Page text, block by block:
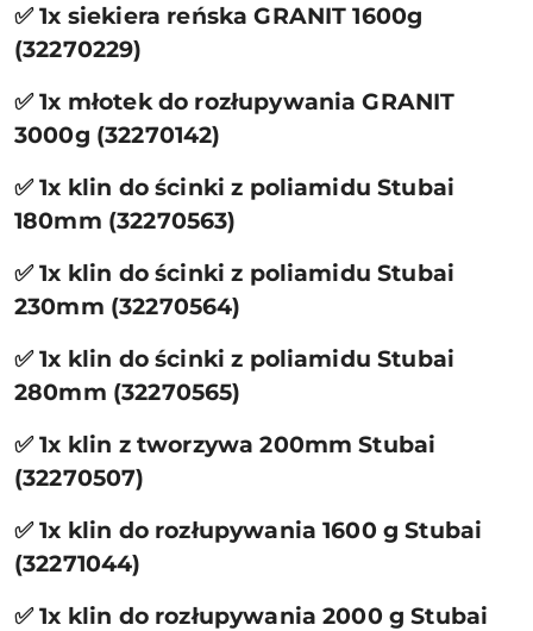
✅ 1x siekiera reńska GRANIT 1600g
(32270229)
✅ 1x młotek do rozłupywania GRANIT
3000g (32270142)
✅ 1x klin do ścinki z poliamidu Stubai
180mm (32270563)
✅ 1x klin do ścinki z poliamidu Stubai
230mm (32270564)
✅ 1x klin do ścinki z poliamidu Stubai
280mm (32270565)
✅ 1x klin z tworzywa 200mm Stubai
(32270507)
✅ 1x klin do rozłupywania 1600 g Stubai
(32271044)
✅ 1x klin do rozłupywania 2000 g Stubai